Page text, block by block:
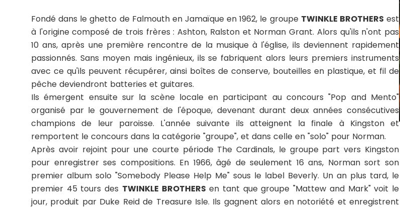
Fondé dans le ghetto de Falmouth en Jamaïque en 1962, le groupe TWINKLE BROTHERS est
à l'origine composé de trois frères : Ashton, Ralston et Norman Grant. Alors qu'ils n'ont pas
10 ans, après une première rencontre de la musique à l'église, ils deviennent rapidement
passionnés. Sans moyen mais ingénieux, ils se fabriquent alors leurs premiers instruments
avec ce qu'ils peuvent récupérer, ainsi boîtes de conserve, bouteilles en plastique, et fil de
pêche deviendront batteries et guitares.
Ils émergent ensuite sur la scène locale en participant au concours "Pop and Mento"
organisé par le gouvernement de l'époque, devenant durant deux années consécutives
champions de leur paroisse. L'année suivante ils atteignent la finale à Kingston et
remportent le concours dans la catégorie "groupe", et dans celle en "solo" pour Norman.
Après avoir rejoint pour une courte période The Cardinals, le groupe part vers Kingston
pour enregistrer ses compositions. En 1966, âgé de seulement 16 ans, Norman sort son
premier album solo "Somebody Please Help Me" sous le label Beverly. Un an plus tard, le
premier 45 tours des TWINKLE BROTHERS en tant que groupe "Mattew and Mark" voit le
jour, produit par Duke Reid de Treasure Isle. Ils gagnent alors en notoriété et enregistrent